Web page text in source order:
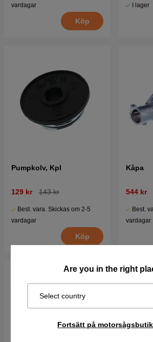
Are you in the right
Select country
Fortsätt på
vardagar
Köp
I lager
Pumpkolv, Kpl
129 kr 143 kr
Best. vara. Skickas om 2-5
vardagar
Köp
Kåpa
544 kr
Best.
vardagar